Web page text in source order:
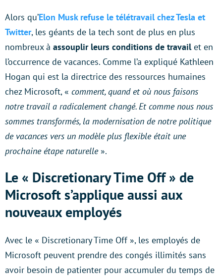
Alors qu’Elon Musk refuse le télétravail chez Tesla et
Twitter, les géants de la tech sont de plus en plus
nombreux à assouplir leurs conditions de travailet en
l’occurrence de vacances. Comme l’a expliqué Kathleen
Hogan qui est la directrice des ressources humaines
chez Microsoft, « comment, quand et où nous faisons
notre travail a radicalement changé. Et comme nous nous
sommes transformés, la modernisation de notre politique
de vacances vers un modèle plus flexible était une
prochaine étape naturelle».
Le « Discretionary Time Off » de
Microsoft s’applique aussi aux
nouveaux employés
Avec le « Discretionary Time Off », les employés de
Microsoft peuvent prendre des congés illimités sans
avoir besoin de patienter pour accumuler du temps de